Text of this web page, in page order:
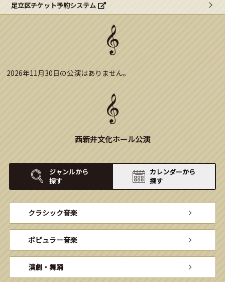
ブランドからのお知らせ
足立区チケット予約システム
2026年11月30日の公演はありません。
西新井文化ホール公演
ジャンルから
探す
カレンダーから
探す
クラシック音楽
ポピュラー音楽
演劇・舞踊